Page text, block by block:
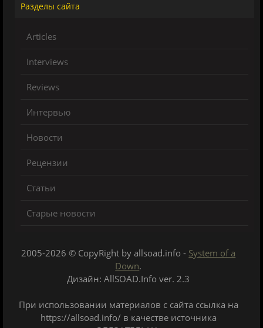
Разделы сайта
Articles
Interviews
Reviews
Интервью
Новости
Рецензии
Статьи
Старые новости
2005-2026 © CopyRight by allsoad.info - System of a
Down.
Дизайн: AllSOAD.Info ver. 2.3
При использовании материалов с сайта ссылка на
https://allsoad.info/ в качестве источника